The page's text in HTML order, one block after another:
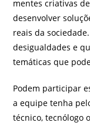
mentes criativas
desenvolver
reais da
desigualdades e
temáticas que
Podem participar
a equipe tenha
técnico, tecnólogo